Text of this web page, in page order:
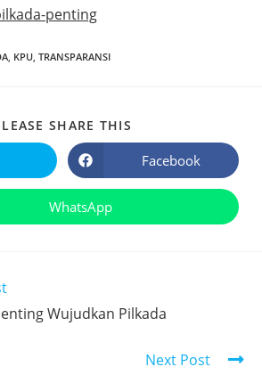
penting
, KPU, TRANSPARANSI
SHARE THIS
Facebook
WhatsApp
Wujudkan Pilkada
Next Post